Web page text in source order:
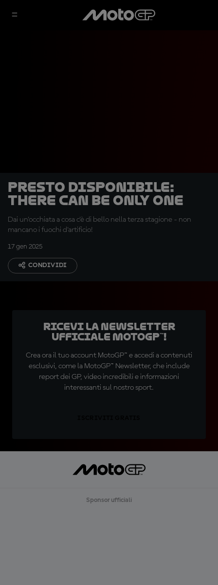
Presto disponibile:
There Can Be Only One
Dai un'occhiata a cosa c'è di bello nella terza stagione - non
mancano i fuochi d'artificio!
17 gen 2025
CONDIVIDI
Ricevi la newsletter
ufficiale MotoGP™!
Crea ora il tuo account MotoGP™ e accedi a contenuti
esclusivi, come la MotoGP™ Newsletter, che include
report dei GP, video incredibili e informazioni
interessanti sul nostro sport.
Sponsor ufficiali